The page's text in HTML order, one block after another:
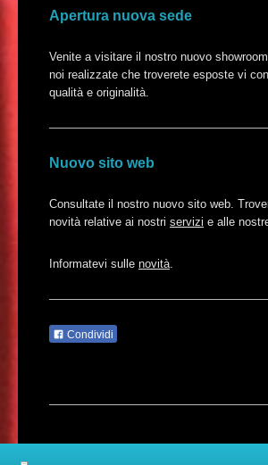
Apertura nuova sede
Venite a visitare il nostro nuovo
noi realizzate che troverete esposte vi
qualità e originalità.
Nuovo sito web
Consultate il nostro nuovo sito web.
novità relative ai nostri servizi e alle
Informatevi sulle novità
Condividi